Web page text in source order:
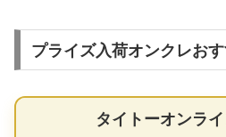
プライズ入荷オンクレおす
タイトーオンラ